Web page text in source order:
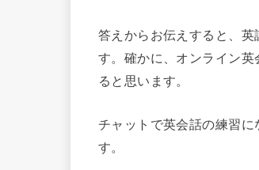
答えからお伝えすると、
す。確かに、オンライン
ると思います。
チャットで英会話の練習
す。